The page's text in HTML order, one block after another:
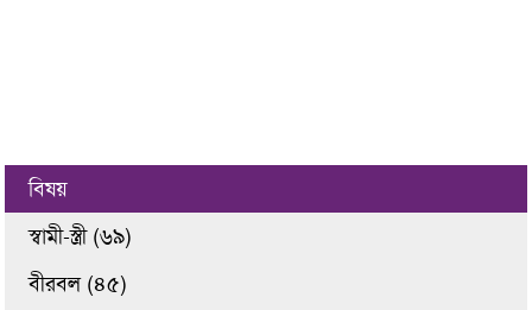
বিষয়
স্বামী-স্ত্রী (৬৯)
বীরবল (৪৫)